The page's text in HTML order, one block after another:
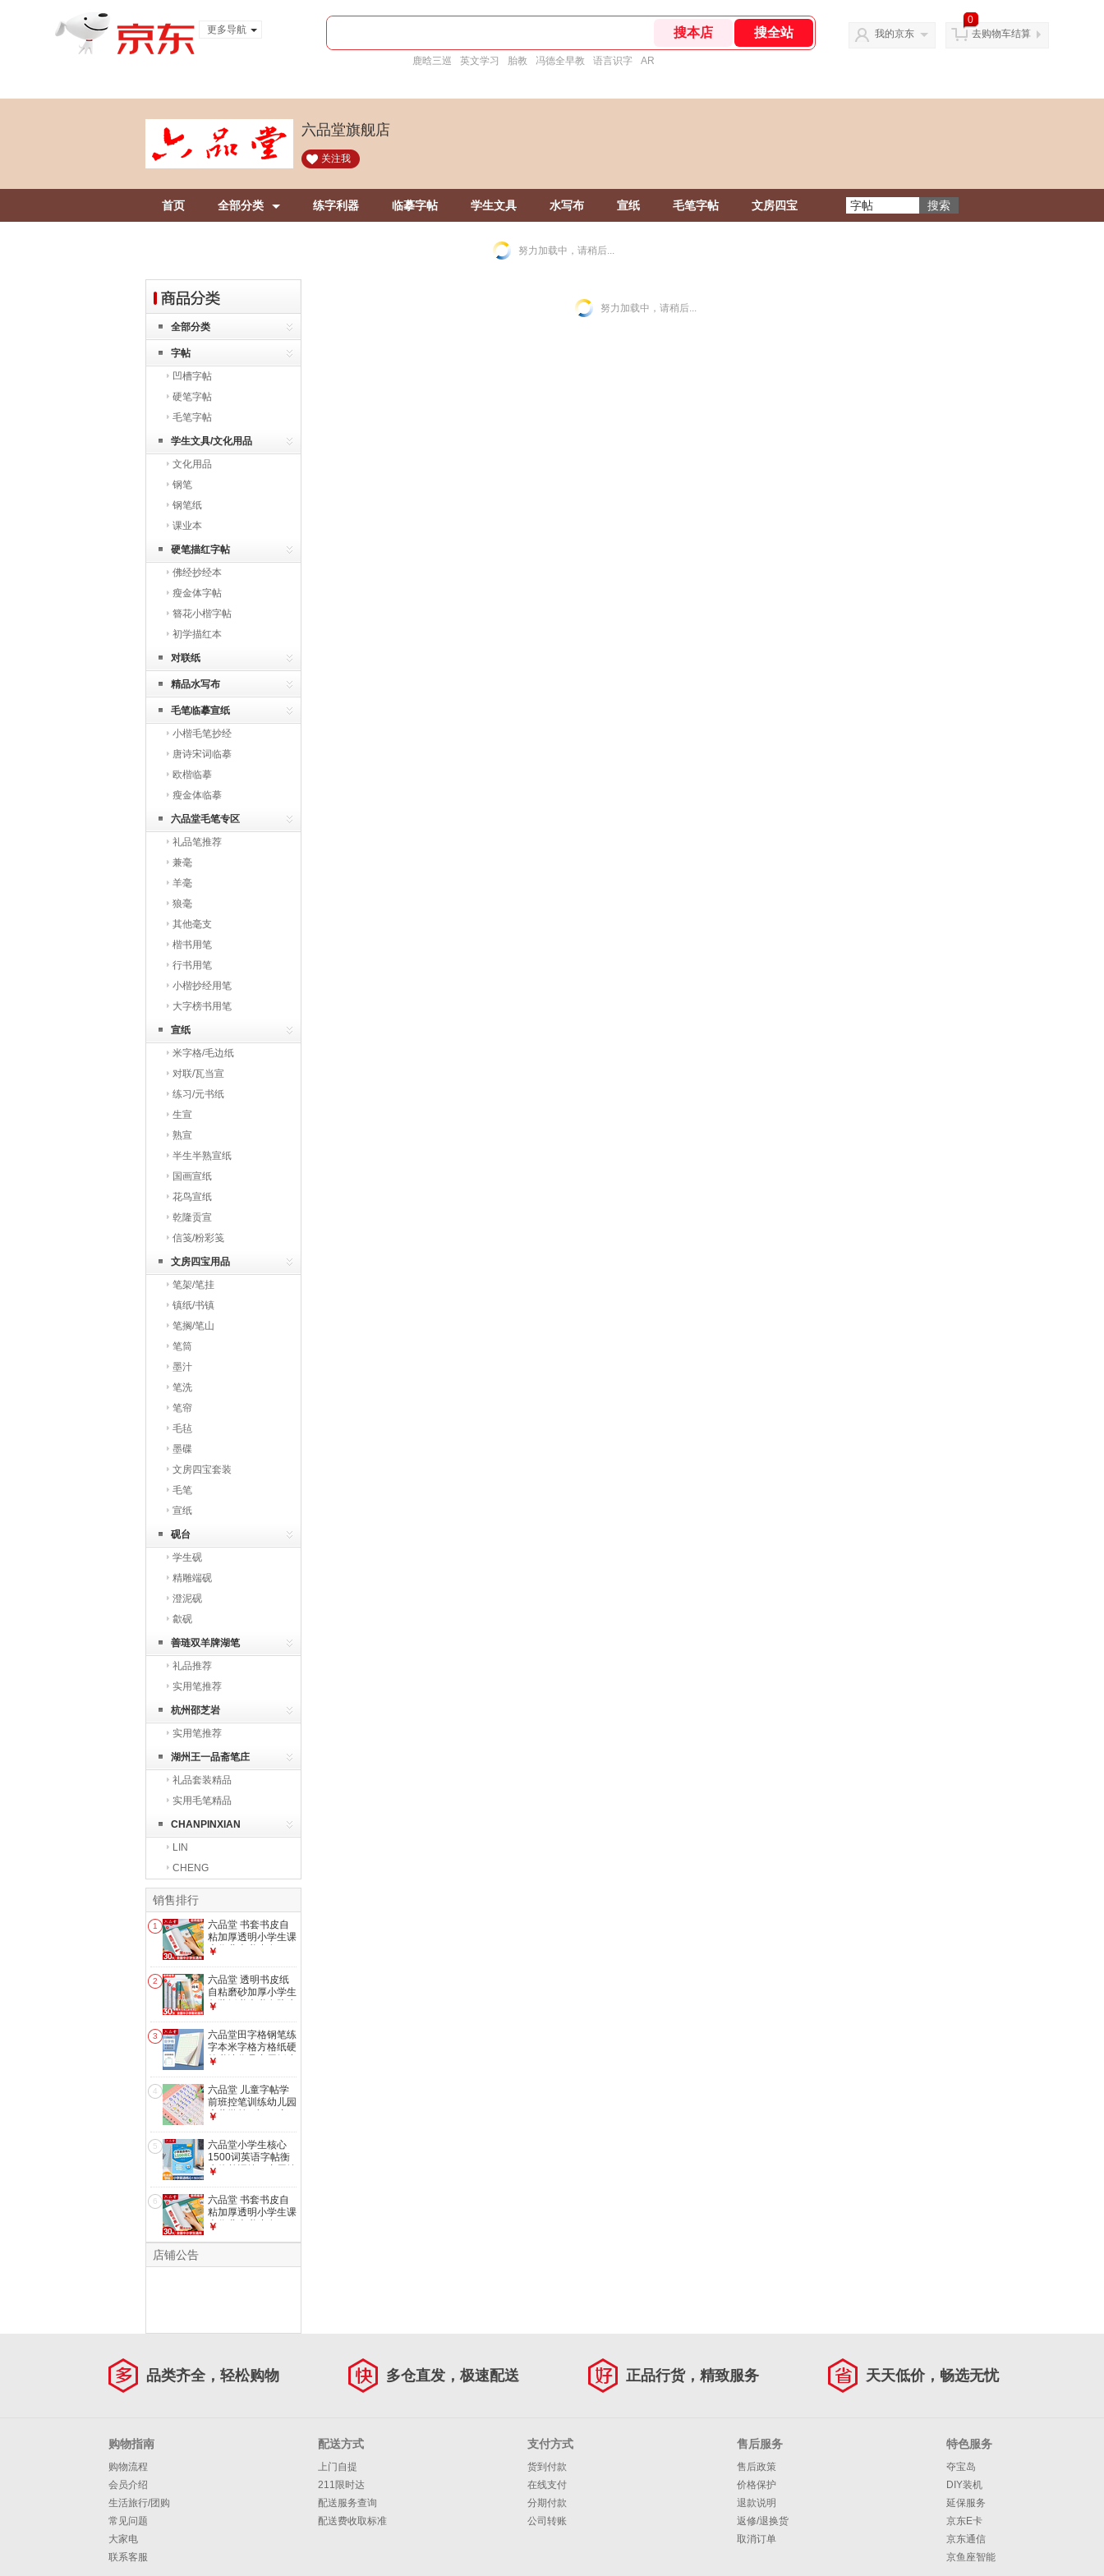
更多导航
鹿晗三巡 英文学习 胎教 冯德全早教 语言识字 AR
我的京东
0
去购物车结算
六品堂旗舰店
关注我
首页 全部分类 练字利器 临摹字帖 学生文具 水写布 宣纸 毛笔字帖 文房四宝
努力加载中，请稍后...
全部分类
字帖
凹槽字帖
硬笔字帖
毛笔字帖
学生文具/文化用品
文化用品
钢笔
钢笔纸
课业本
硬笔描红字帖
佛经抄经本
瘦金体字帖
簪花小楷字帖
初学描红本
对联纸
精品水写布
毛笔临摹宣纸
小楷毛笔抄经
唐诗宋词临摹
欧楷临摹
瘦金体临摹
六品堂毛笔专区
礼品笔推荐
兼毫
羊毫
狼毫
其他毫支
楷书用笔
行书用笔
小楷抄经用笔
大字榜书用笔
宣纸
米字格/毛边纸
对联/瓦当宣
练习/元书纸
生宣
熟宣
半生半熟宣纸
国画宣纸
花鸟宣纸
乾隆贡宣
信笺/粉彩笺
文房四宝用品
笔架/笔挂
镇纸/书镇
笔搁/笔山
笔筒
墨汁
笔洗
笔帘
毛毡
墨碟
文房四宝套装
毛笔
宣纸
砚台
学生砚
精雕端砚
澄泥砚
歙砚
善琏双羊牌湖笔
礼品推荐
实用笔推荐
杭州邵芝岩
实用笔推荐
湖州王一品斋笔庄
礼品套装精品
实用毛笔精品
CHANPINXIAN
LIN
CHENG
销售排行
1
六品堂 书套书皮自
粘加厚透明小学生课
本作业本书皮套A4
级二三四五年级上册
书本 【开学推荐】
大号10中号10小号
￥
2
六品堂 透明书皮纸
自粘磨砂加厚小学生
包装纸书壳书套防水
书皮包书膜 开学季
推荐【大10中10小
10】+40枚姓名贴
￥
3
六品堂田字格钢笔练
字本米字格方格纸硬
笔书法作品专用纸小
速成书写纸 绿色田
字格【爱护视力】 1
本
￥
4
六品堂 儿童字帖学
前班控笔训练幼儿园
启蒙学前3岁456初
帖幼儿小学生数字练
习册描红 数字1-100
￥
5
六品堂小学生核心
1500词英语字帖衡
水体单词练习专用练
练小学三四五六年级
描红写字 小学英语
核心1500词汇【40
页/1本】
￥
6
六品堂 书套书皮自
粘加厚透明小学生课
本作业本书皮套A4
￥
店铺公告
努力加载中，请稍后...
品类齐全，轻松购物 多仓直发，极速配送 正品行货，精致服务 天天低价，畅选无忧
购物指南
购物流程
会员介绍
生活旅行/团购
常见问题
大家电
联系客服
配送方式
上门自提
211限时达
配送服务查询
配送费收取标准
支付方式
货到付款
在线支付
分期付款
公司转账
售后服务
售后政策
价格保护
退款说明
返修/退换货
取消订单
特色服务
夺宝岛
DIY装机
延保服务
京东E卡
京东通信
京鱼座智能